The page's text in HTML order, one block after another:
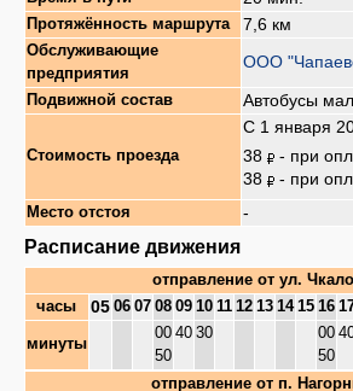
Протяжённость маршрута 7,6 км
Обслуживающие
предприятия
ООО
Подвижной состав Автобусы
Стоимость проезда
С 1 января
38
- при
38
- при
Место отстоя -
Расписание движения
отправление от ул.
часы
05 06 07 08 09 10 11 12 13 14 15 16
минуты
00
50
40 30
00
50
отправление от п.